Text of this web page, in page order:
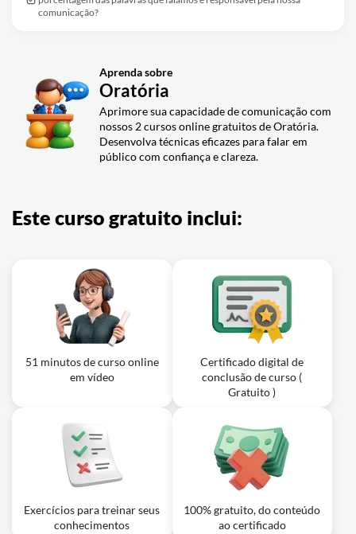
comunicação?
Aprenda sobre
Oratória
Aprimore sua capacidade de comunicação com
nossos 2 cursos online gratuitos de Oratória.
Desenvolva técnicas eficazes para falar em
público com confiança e clareza.
Este curso gratuito inclui:
51 minutos de curso online
em vídeo
Certificado digital de
conclusão de curso (
Gratuito )
Exercícios para treinar seus
conhecimentos
100% gratuito, do conteúdo
ao certificado